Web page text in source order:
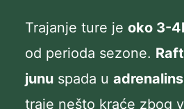
Trajanje ture je oko 3-
od perioda sezone.
junuspada u
traje nešto kraće zbog